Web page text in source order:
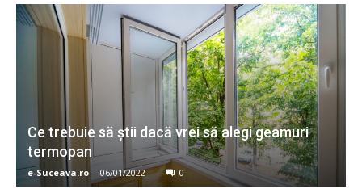
Ce trebuie să știi dacă vrei să alegi geamuri
termopan
e-Suceava.ro - 06/01/2022 0